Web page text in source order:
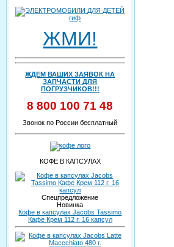
ЖМИ!
ЖДЕМ ВАШИХ ЗАЯВОК НА
ЗАПЧАСТИ ДЛЯ
ПОГРУЗЧИКОВ!!!
8 800 100 71 48
Звонок по России бесплатный
КОФЕ В КАПСУЛАХ
Спецпредложение
Новинка
Кофе в капсулах Jacobs Tassimo
Кафе Крем 112 г. 16 капсул